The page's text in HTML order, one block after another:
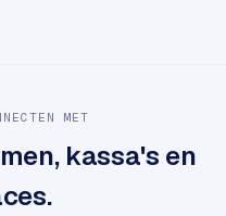
MET
kassa's en